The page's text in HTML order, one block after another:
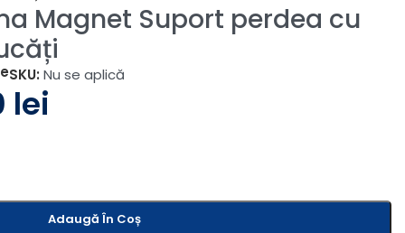
Magnet Suport perdea cu
SKU: Nu se aplică
lei
Adaugă În Coș